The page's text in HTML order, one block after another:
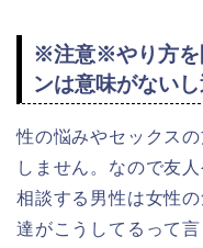
※注意※やり方を
ンは意味がない
性の悩みやセックス
しません。なので友
相談する男性は女性
達がこうしてるって